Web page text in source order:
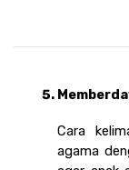
Cara
agama